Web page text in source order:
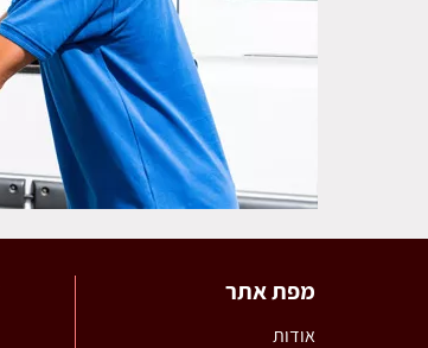
מפת אתר
אודות